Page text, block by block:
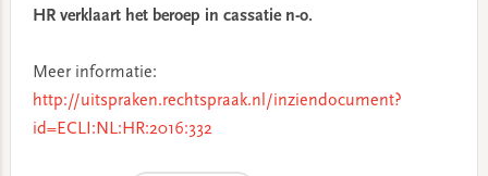
HR verklaart het beroep in cassatie n-o.
Meer informatie:
http://uitspraken.rechtspraak.nl/inziendocument?
id=ECLI:NL:HR:2016:332